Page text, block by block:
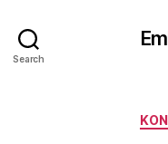
Search